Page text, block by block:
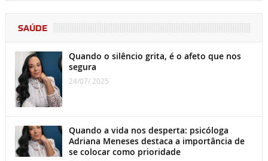
SAÚDE
Quando o silêncio grita, é o afeto que nos
segura
24/07/ 2025
Quando a vida nos desperta: psicóloga
Adriana Meneses destaca a importância de
se colocar como prioridade